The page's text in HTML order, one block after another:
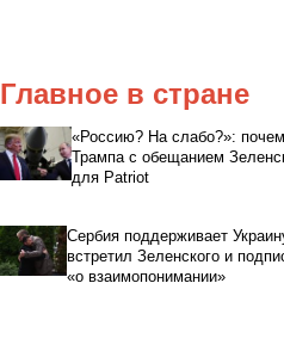
Главное в стране
«Россию? На слабо?»:
Трампа с обещанием
для Patriot
Сербия поддерживает
встретил Зеленского и
«о взаимопонимании»